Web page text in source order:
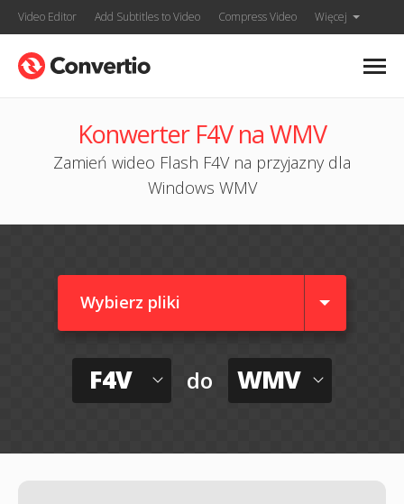
Video Editor Add Subtitles to Video Compress Video Więcej
Konwerter F4V na WMV
Zamień wideo Flash F4V na przyjazny dla
Windows WMV
Wybierz pliki
F4V do WMV